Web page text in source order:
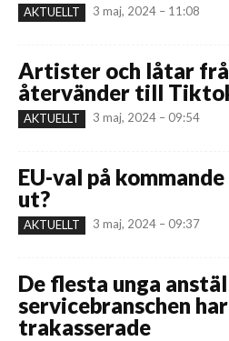
AKTUELLT 3 maj, 2024 – 11:08
Artister och låtar
återvänder till
AKTUELLT 3 maj, 2024 – 09:54
EU-val på
ut?
AKTUELLT 3 maj, 2024 – 09:37
De flesta unga
servicebranschen
trakasserade